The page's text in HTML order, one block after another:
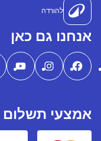
להורדה
אנחנו גם כאן
אמצעי תשלום